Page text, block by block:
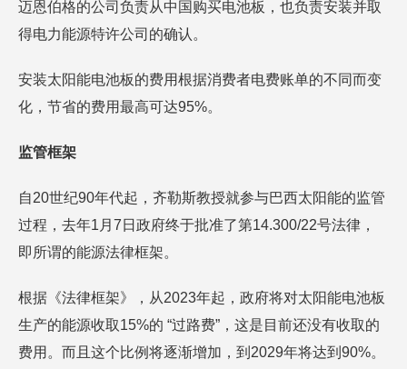
迈恩伯格的公司负责从中国购买电池板，也负责安装并取
得电力能源特许公司的确认。
安装太阳能电池板的费用根据消费者电费账单的不同而变
化，节省的费用最高可达95%。
监管框架
自20世纪90年代起，齐勒斯教授就参与巴西太阳能的监管
过程，去年1月7日政府终于批准了第14.300/22号法律，
即所谓的能源法律框架。
根据《法律框架》，从2023年起，政府将对太阳能电池板
生产的能源收取15%的 “过路费”，这是目前还没有收取的
费用。而且这个比例将逐渐增加，到2029年将达到90%。